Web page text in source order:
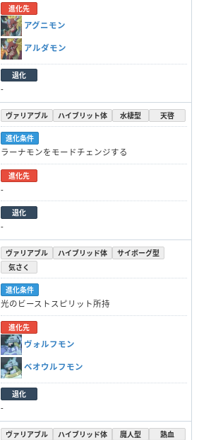
進化先
アグニモン
アルダモン
退化
-
ヴァリアブル ハイブリット体 水棲型 天啓
進化条件
ラーナモンをモードチェンジする
進化先
-
退化
-
ヴァリアブル ハイブリッド体
サイボーグ型
気さく
進化条件
光のビーストスピリット所持
進化先
ヴォルフモン
ベオウルフモン
退化
-
ヴァリアブル ハイブリッド体 魔人型 熱血